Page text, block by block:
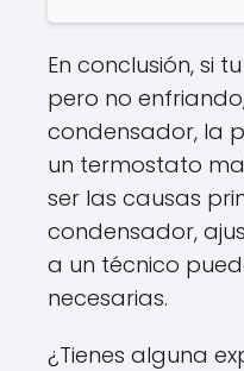
En conclusión, si
pero no
condensador, la
un termostato
ser las causas
condensador,
a un técnico
necesarias.
¿Tienes alguna